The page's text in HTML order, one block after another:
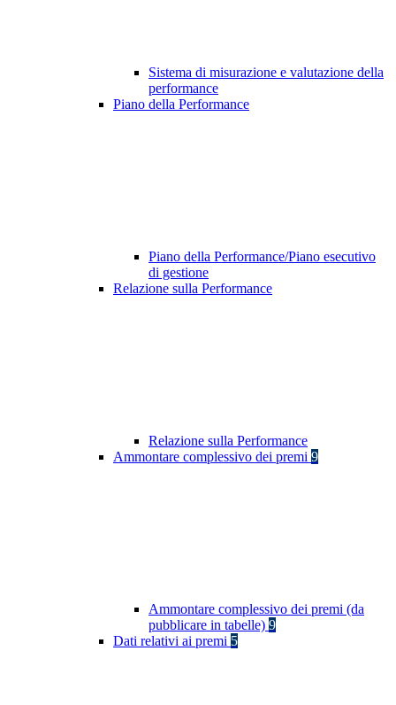
Sistema di misurazione e valutazione della
performance
Piano della Performance
Piano della Performance/Piano esecutivo
di gestione
Relazione sulla Performance
Relazione sulla Performance
Ammontare complessivo dei premi 9
Ammontare complessivo dei premi (da
pubblicare in tabelle) 9
Dati relativi ai premi 5